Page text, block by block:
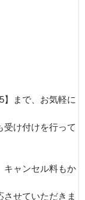
】まで、お気軽に
受け付けを行って
キャンセル料もか
せていただきま